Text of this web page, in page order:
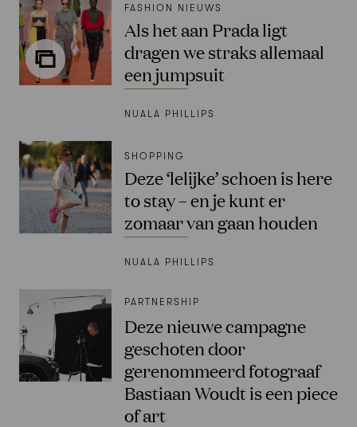
FASHION NIEUWS
Als het aan Prada ligt
dragen we straks allemaal
een jumpsuit
NUALA PHILLIPS
SHOPPING
Deze ‘lelijke’ schoen is here
to stay – en je kunt er
zomaar van gaan houden
NUALA PHILLIPS
PARTNERSHIP
Deze nieuwe campagne
geschoten door
gerenommeerd fotograaf
Bastiaan Woudt is een piece
of art